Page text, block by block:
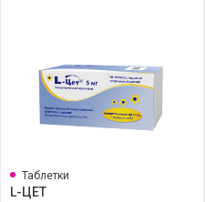
Таблетки
L-ЦЕТ